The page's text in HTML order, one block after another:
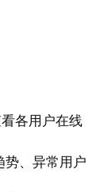
各用户在线
势、异常用户